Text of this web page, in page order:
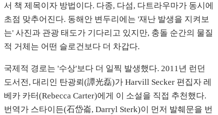
서 책 제목이자 방법이다. 다종, 다섬, 다트라우마가 동시에
초점 맞추어진다. 동해안 변두리에는 '재난 발생을 지켜보
는' 사진과 관광 태도가 기다리고 있지만, 충돌 순간의 물질
적 거체는 어떤 슬로건보다 더 차갑다.
국제적 경로는 '수상'보다 더 일찍 발생했다. 2011년 런던
도서전, 대리인 탄광뢰(譚光磊)가 Harvill Secker 편집자 레
베카 카터(Rebecca Carter)에게 이 소설을 직접 추천했다.
번역가 스타이든(石岱崙, Darryl Sterk)이 먼저 발췌문을 번